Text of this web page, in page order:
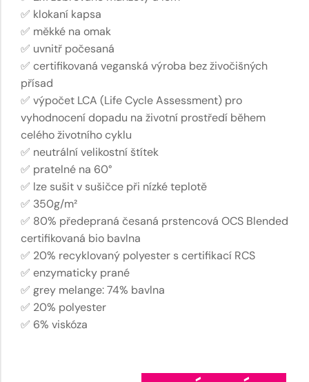
✅ klokaní kapsa
✅ měkké na omak
✅ uvnitř počesaná
✅ certifikovaná veganská výroba bez živočišných
přísad
✅ výpočet LCA (Life Cycle Assessment) pro
vyhodnocení dopadu na životní prostředí během
celého životního cyklu
✅ neutrální velikostní štítek
✅ pratelné na 60°
✅ lze sušit v sušičce při nízké teplotě
✅ 350g/m²
✅ 80% předepraná česaná prstencová OCS Blended
certifikovaná bio bavlna
✅ 20% recyklovaný polyester s certifikací RCS
✅ enzymaticky prané
✅ grey melange: 74% bavlna
✅ 20% polyester
✅ 6% viskóza